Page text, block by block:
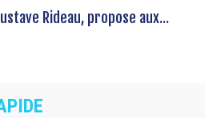
Rideau, propose aux...